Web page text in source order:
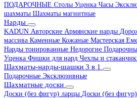
ПОДАРОЧНЫЕ Столы Уценка Часы
шахматы Шахматы магнитные
Нарды
KADUN Авторские Армянские нарды
массива Каменные Кожаные Мастерская
Нарды тонированные Недорогие
Уценка Фишки для нард Чехлы и
Шахматы-нарды-шашки 3 в 1
Подарочные Эксклюзивные
Шахматные доски
Доски (без фигур) ларцы Доски (без